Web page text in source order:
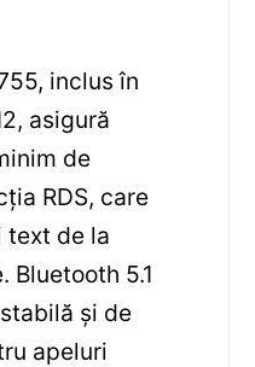
inclus în
asigură
de
RDS, care
text de la
Bluetooth 5.1
și de
apeluri